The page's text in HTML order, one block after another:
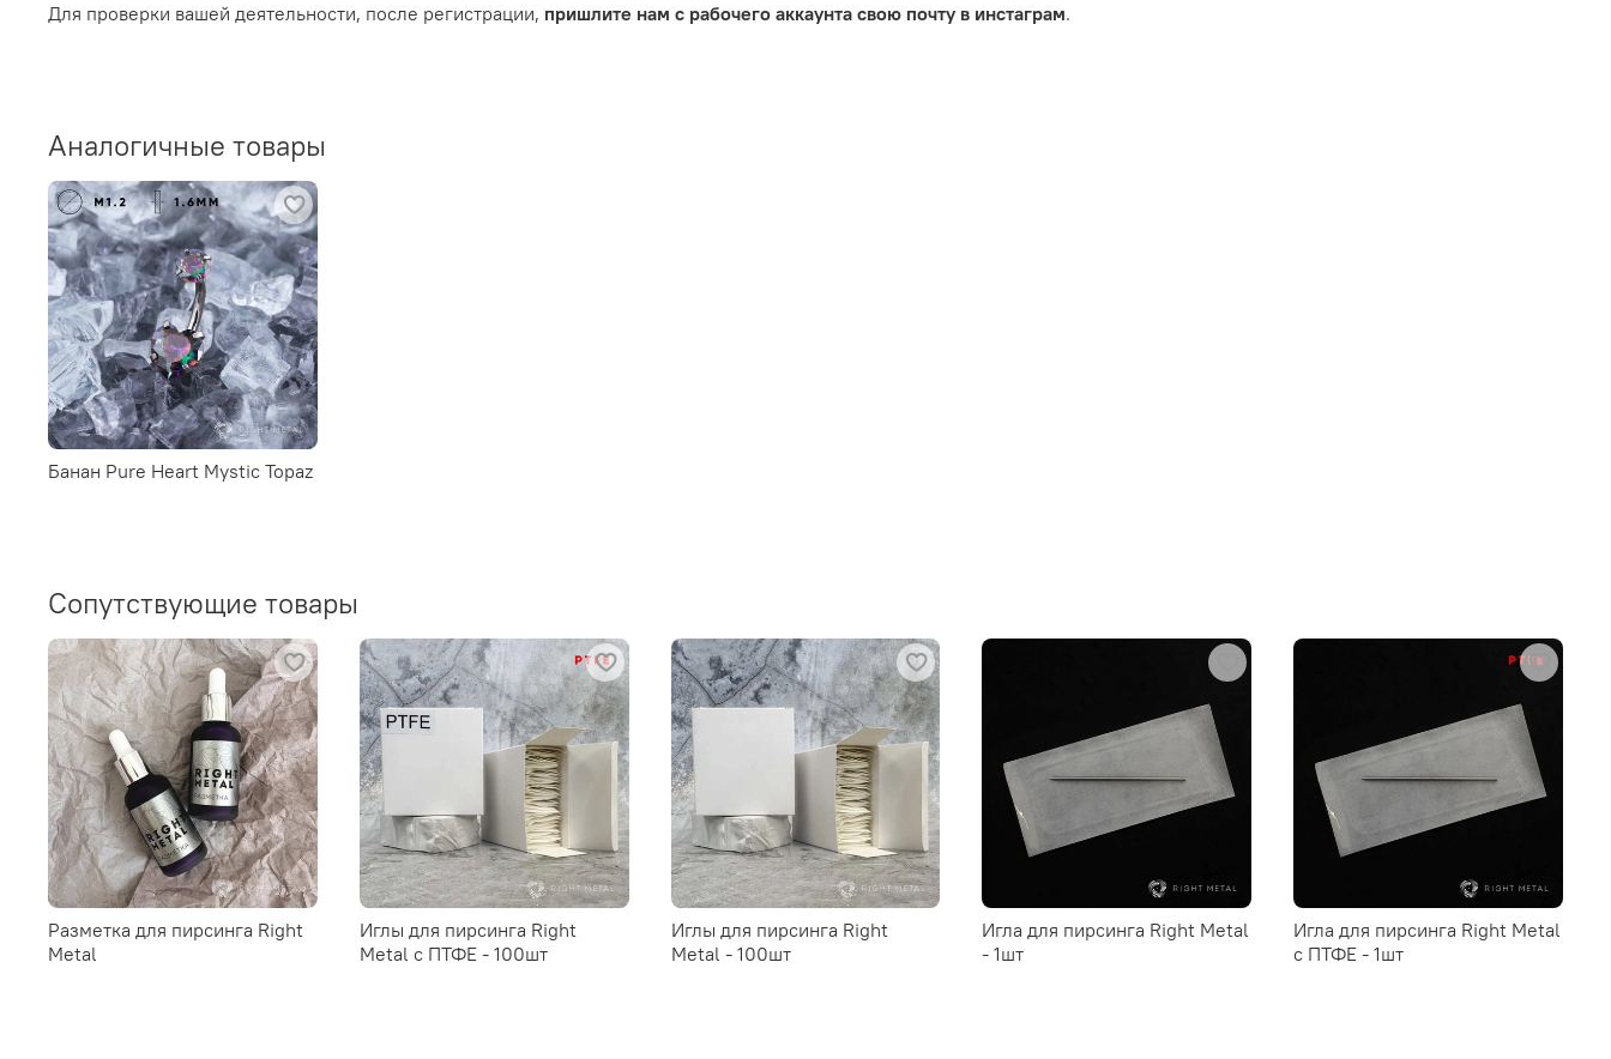
Для проверки вашей деятельности, после регистрации, пришлите нам с рабочего аккаунта свою почту в инстаграм.
Аналогичные товары
Банан Pure Heart Mystic Topaz
Сопутствующие товары
Разметка для пирсинга Right
Metal
Иглы для пирсинга Right
Metal c ПТФЕ - 100шт
Иглы для пирсинга Right
Metal - 100шт
Игла для пирсинга Right Metal
- 1шт
Игла для пирсинга Right Metal
c ПТФЕ - 1шт